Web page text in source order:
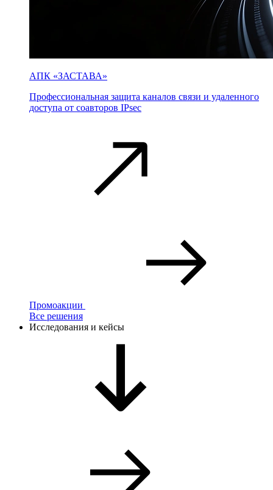
АПК «ЗАСТАВА»
Профессиональная защита каналов связи и удаленного
доступа от соавторов IPsec
Промоакции
Все решения
Исследования и кейсы